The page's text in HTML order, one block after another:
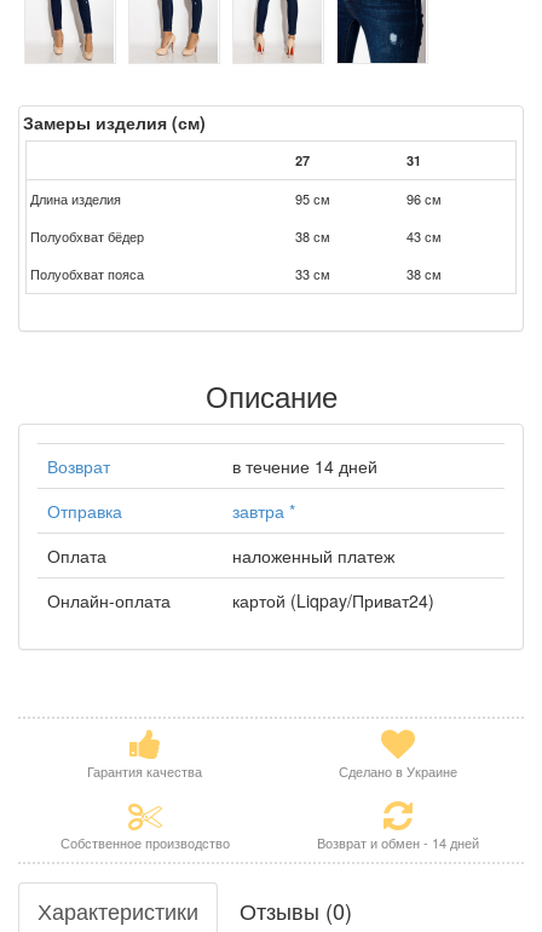
Замеры изделия (см)
27 31
Длина изделия 95 см
96 см
Полуобхват бёдер
38 см
43 см
Полуобхват пояса
33 см 38 см
Описание
Возврат
в течение 14 дней
Отправка
завтра *
Оплата
наложенный платеж
Онлайн-оплата
картой (Liqpay/Приват24)
Гарантия качества Сделано в Украине
Собственное производство Возврат и обмен - 14 дней
Характеристики Отзывы (0)